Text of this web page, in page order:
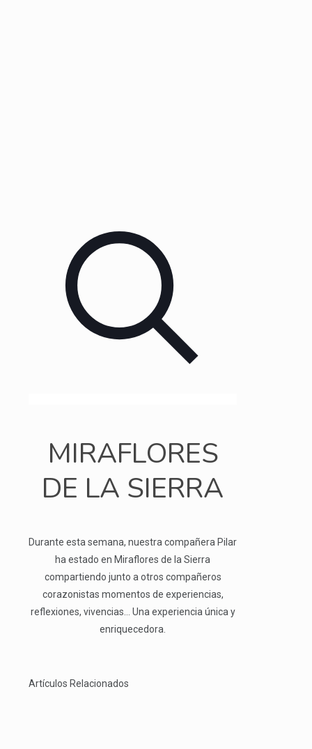
MIRAFLORES
DE LA SIERRA
Durante esta semana, nuestra compañera Pilar
ha estado en Miraflores de la Sierra
compartiendo junto a otros compañeros
corazonistas momentos de experiencias,
reflexiones, vivencias… Una experiencia única y
enriquecedora.
Artículos Relacionados